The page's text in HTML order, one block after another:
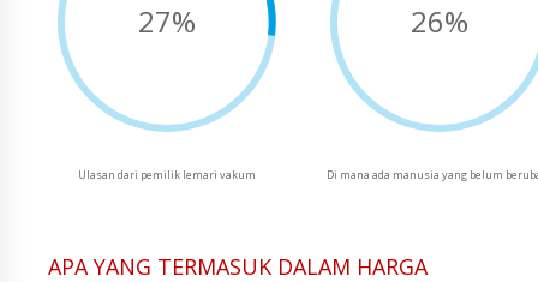
27%
Ulasan dari pemilik lemari vakum
26%
Di mana ada manusia yang belum
APA YANG TERMASUK DALAM HARGA